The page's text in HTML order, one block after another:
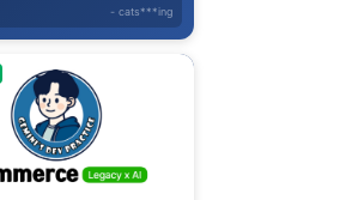
- cats***ing